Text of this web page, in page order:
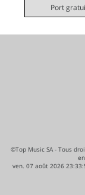
Port
©Top Music SA - Tous
ven. 07 août 2026